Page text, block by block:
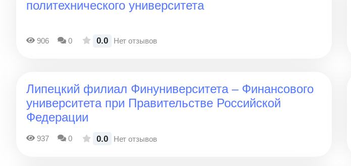
политехнического университета
906 0 0.0 Нет отзывов
Липецкий филиал Финуниверситета – Финансового
университета при Правительстве Российской
Федерации
937 0 0.0 Нет отзывов